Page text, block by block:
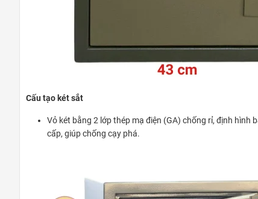
Cấu tạo két sắt
Vỏ két bằng 2 lớp thép mạ điện (GA) chống rỉ, định
cấp, giúp chống cạy phá.